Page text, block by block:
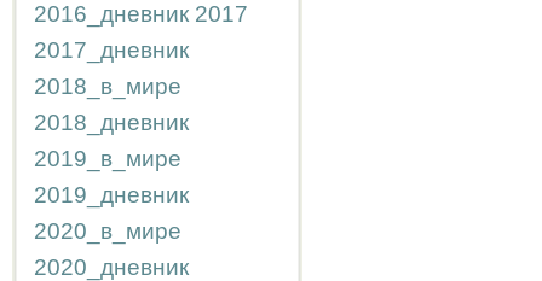
2016_дневник 2017
2017_дневник
2018_в_мире
2018_дневник
2019_в_мире
2019_дневник
2020_в_мире
2020_дневник